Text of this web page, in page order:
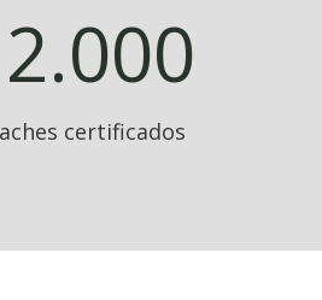
certificados